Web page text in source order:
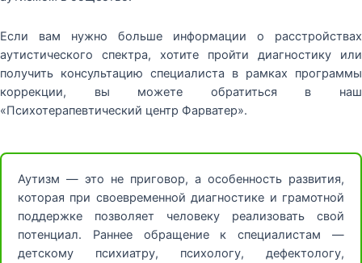
Если вам нужно больше информации о расстройствах
аутистического спектра, хотите пройти диагностику или
получить консультацию специалиста в рамках программы
коррекции, вы можете обратиться в наш
«Психотерапевтический центр Фарватер».
Аутизм — это не приговор, а особенность развития,
которая при своевременной диагностике и грамотной
поддержке позволяет человеку реализовать свой
потенциал. Раннее обращение к специалистам —
детскому психиатру, психологу, дефектологу,